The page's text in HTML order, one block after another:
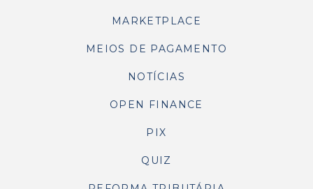
MARKETPLACE
MEIOS DE PAGAMENTO
NOTÍCIAS
OPEN FINANCE
PIX
QUIZ